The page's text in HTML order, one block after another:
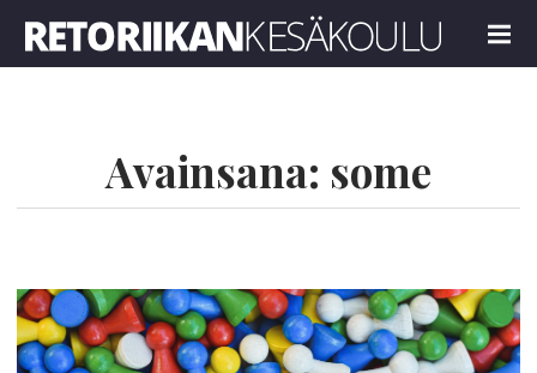
MENU
Avainsana: some